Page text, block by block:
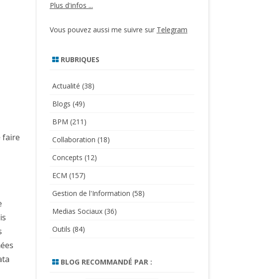
faire
Plus d'infos ...
Vous pouvez aussi me suivre sur Telegram
RUBRIQUES
Actualité (38)
Blogs (49)
BPM (211)
Collaboration (18)
Concepts (12)
ECM (157)
Gestion de l'Information (58)
Medias Sociaux(36)
Outils (84)
BLOG RECOMMANDÉ PAR :